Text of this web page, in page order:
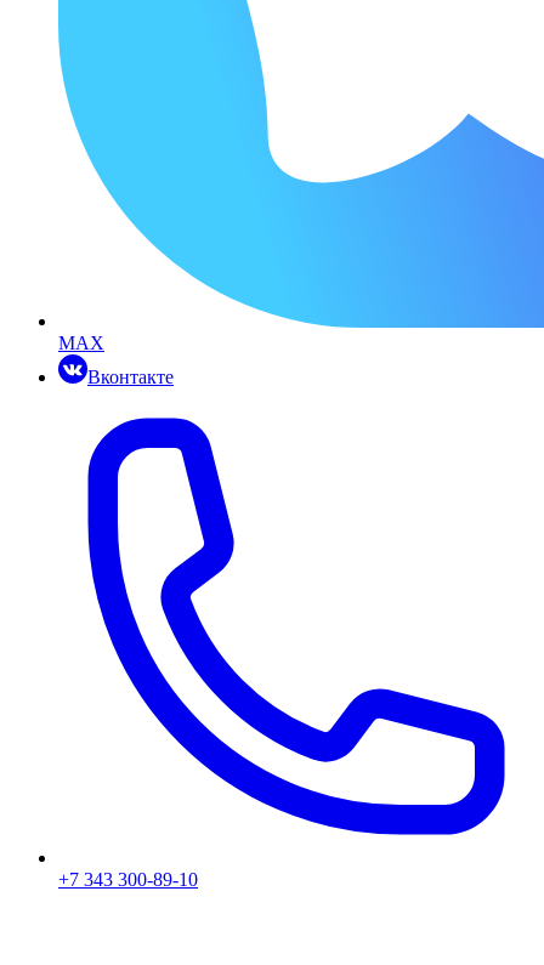
MAX
Вконтакте
+7 343 300-89-10